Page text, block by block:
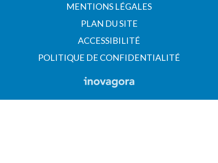
MENTIONS LÉGALES
PLAN DU SITE
ACCESSIBILITÉ
POLITIQUE DE CONFIDENTIALITÉ